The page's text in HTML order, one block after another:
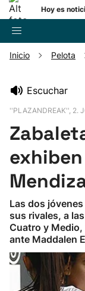
Hoy es
Pelota
Remo
Baloncesto
Ciclismo
Herri-kirolak
Inicio Pelota
Escuchar
''PLAZANDREAK'', 2.
Las dos
sus rivales, a
Cuatro y
ante Maddalen